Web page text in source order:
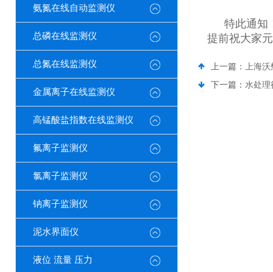
氨氮在线自动监测仪
总磷在线监测仪
总氮在线监测仪
金属离子在线监测仪
高锰酸盐指数在线监测仪
氟离子监测仪
氯离子监测仪
钠离子监测仪
泥水界面仪
液位 流量 压力
特此通知
提前祝大家
上一篇： 上海沃
下一篇： 水处理